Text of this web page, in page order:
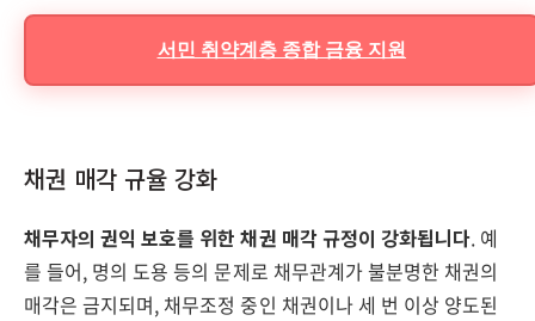
서민 취약계층 종합 금융 지원
채권 매각 규율 강화
채무자의 권익 보호를 위한 채권 매각 규정이 강화됩니다. 예
를 들어, 명의 도용 등의 문제로 채무관계가 불분명한 채권의
매각은 금지되며, 채무조정 중인 채권이나 세 번 이상 양도된